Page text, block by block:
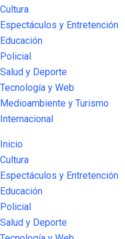
Cultura
Espectáculos y Entretención
Educación
Policial
Salud y Deporte
Tecnología y Web
Medioambiente y Turismo
Internacional
Inicio
Cultura
Espectáculos y Entretención
Educación
Policial
Salud y Deporte